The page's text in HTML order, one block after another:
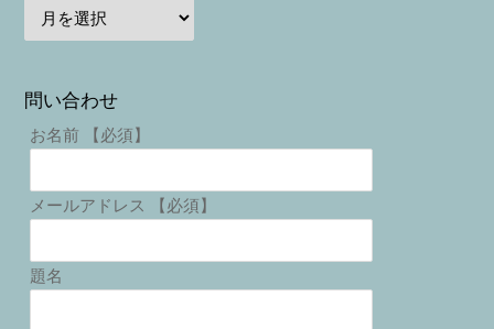
問い合わせ
お名前 【必須】
メールアドレス 【必須】
題名